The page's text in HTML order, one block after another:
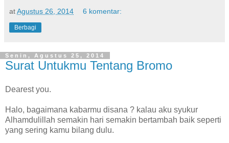
atAgustus 26, 2014 6 komentar:
Berbagi
Senin, Agustus 25, 2014
Surat Untukmu Tentang Bromo
Dearest you.
Halo, bagaimana kabarmu disana ? kalau aku syukur
Alhamdulillah semakin hari semakin bertambah baik seperti
yang sering kamu bilang dulu.